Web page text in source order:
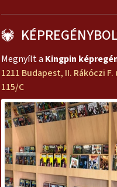
Megnyílt a Kingpin
1211 Budapest, II. Rákóczi F.
115/C